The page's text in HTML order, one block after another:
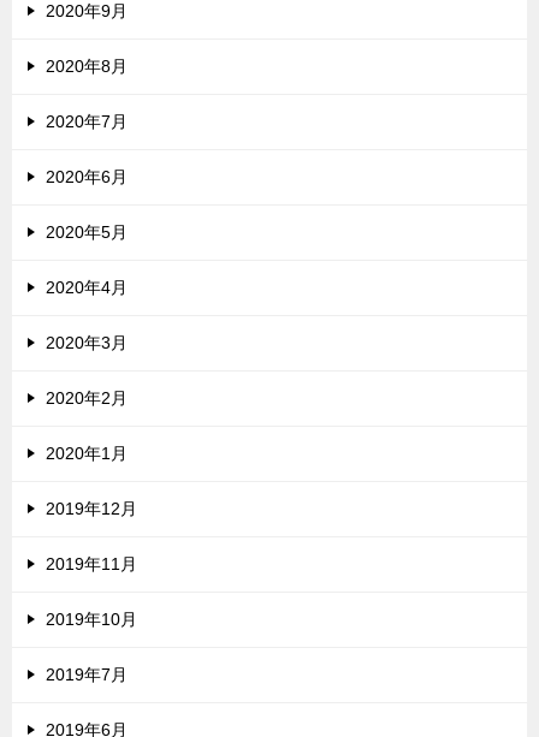
2020年9月
2020年8月
2020年7月
2020年6月
2020年5月
2020年4月
2020年3月
2020年2月
2020年1月
2019年12月
2019年11月
2019年10月
2019年7月
2019年6月